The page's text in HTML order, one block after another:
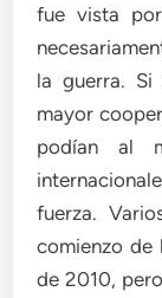
fue vista
la guerra.
mayor
podían al
fuerza.
comienzo de
de 2010,